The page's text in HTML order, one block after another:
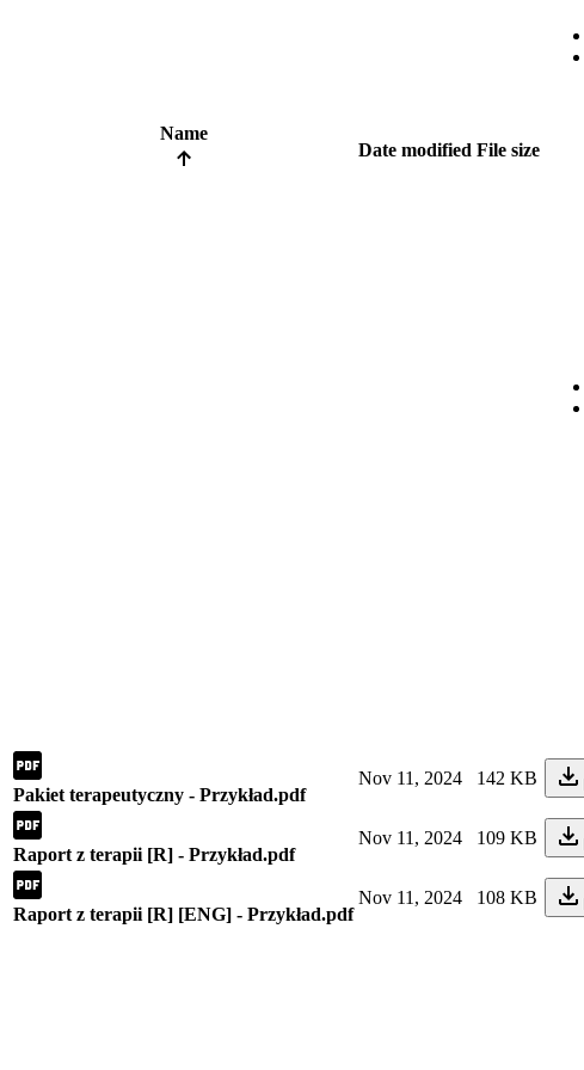
Name
Date modified File size
Pakiet terapeutyczny - Przykład.pdf
Nov 11, 2024 142 KB
Raport z terapii [R] - Przykład.pdf
Nov 11, 2024 109 KB
Raport z terapii [R] [ENG] - Przykład.pdf
Nov 11, 2024 108 KB